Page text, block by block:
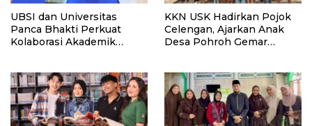
UBSI dan Universitas
Panca Bhakti Perkuat
Kolaborasi Akademik
KKN USK Hadirkan Pojok
Celengan, Ajarkan Anak
Desa Pohroh Gemar